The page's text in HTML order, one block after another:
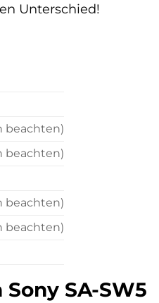
Unterschied!
beachten)
beachten)
beachten)
beachten)
SA-SW5